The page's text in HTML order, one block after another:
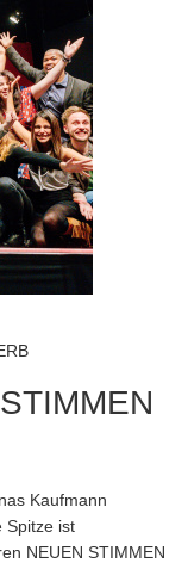
Kaufmann
Spitze ist
NEUEN STIMMEN